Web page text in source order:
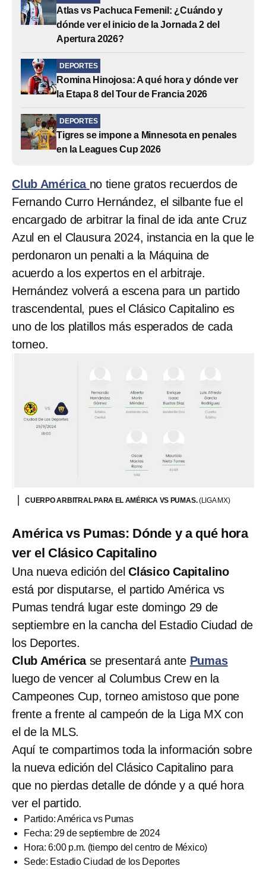
Atlas vs Pachuca Femenil: ¿Cuándo y
dónde ver el inicio de la Jornada 2 del
Apertura 2026?
DEPORTES
Romina Hinojosa: A qué hora y dónde ver
la Etapa 8 del Tour de Francia 2026
DEPORTES
Tigres se impone a Minnesota en penales
en la Leagues Cup 2026
Club América no tiene gratos recuerdos de
Fernando Curro Hernández, el silbante fue el
encargado de arbitrar la final de ida ante Cruz
Azul en el Clausura 2024, instancia en la que le
perdonaron un penalti a la Máquina de
acuerdo a los expertos en el arbitraje.
Hernández volverá a escena para un partido
trascendental, pues el Clásico Capitalino es
uno de los platillos más esperados de cada
torneo.
CUERPO ARBITRAL PARA EL AMÉRICA VS PUMAS.(LIGA MX)
América vs Pumas: Dónde y a qué hora
ver el Clásico Capitalino
Una nueva edición del Clásico Capitalino
está por disputarse, el partido América vs
Pumas tendrá lugar este domingo 29 de
septiembre en la cancha del Estadio Ciudad de
los Deportes.
Club América se presentará ante Pumas
luego de vencer al Columbus Crew en la
Campeones Cup, torneo amistoso que pone
frente a frente al campeón de la Liga MX con
el de la MLS.
Aquí te compartimos toda la información sobre
la nueva edición del Clásico Capitalino para
que no pierdas detalle de dónde y a qué hora
ver el partido.
Partido: América vs Pumas
Fecha: 29 de septiembre de 2024
Hora: 6:00 p.m. (tiempo del centro de México)
Sede: Estadio Ciudad de los Deportes